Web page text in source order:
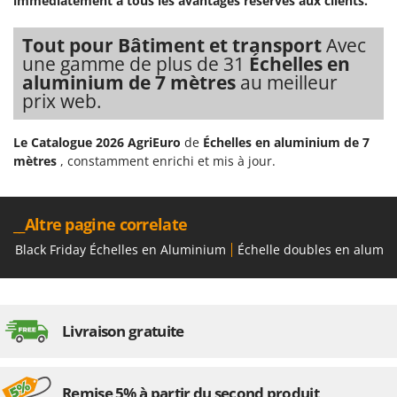
Oriental Koshin
Outdoorchef
P
Palazzetti
Palumbo Pavi
Partisani
Paterlini
Philips
Pramac
Prismafood
Rato
Redback
Tout pour Bâtiment et transportAvec
une gamme de plus de 31 Échelles en
aluminium de 7 mètres au meilleur
prix web.
Le Catalogue 2026 AgriEuro de Échelles en aluminium de 7
mètres , constamment enrichi et mis à jour.
__Altre pagine correlate
Black Friday Échelles en Aluminium Échelle doubles en
Livraison gratuite